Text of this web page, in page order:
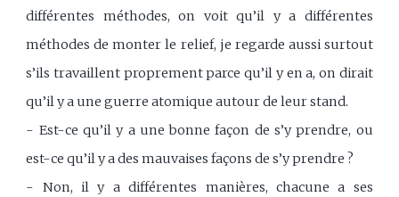
différentes méthodes, on voit qu’il y a différentes
méthodes de monter le relief, je regarde aussi surtout
s’ils travaillent proprement parce qu’il y en a, on dirait
qu’il y a une guerre atomique autour de leur stand.
- Est-ce qu’il y a une bonne façon de s’y prendre, ou
est-ce qu’il y a des mauvaises façons de s’y prendre ?
- Non, il y a différentes manières, chacune a ses